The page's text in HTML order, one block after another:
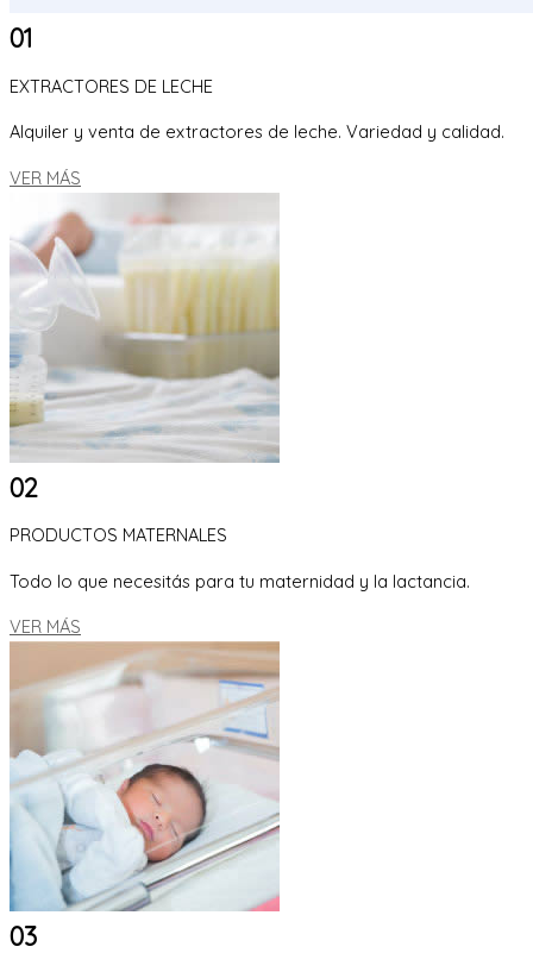
01
EXTRACTORES DE LECHE
Alquiler y venta de extractores de leche. Variedad y calidad.
VER MÁS
02
PRODUCTOS MATERNALES
Todo lo que necesitás para tu maternidad y la lactancia.
VER MÁS
03